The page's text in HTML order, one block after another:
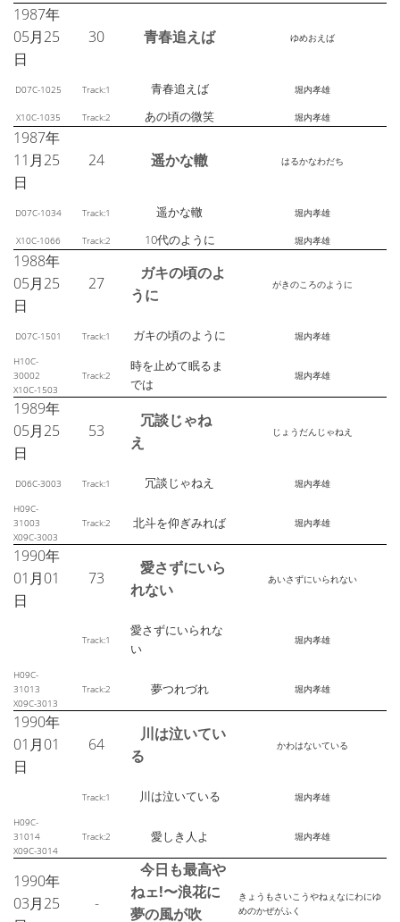
1987年
05月25
日
30 青春追えば ゆめおえば
D07C-1025 Track:1 青春追えば 堀内孝雄
X10C-1035 Track:2 あの頃の微笑 堀内孝雄
1987年
11月25
日
24 遥かな轍 はるかなわだち
D07C-1034 Track:1 遥かな轍 堀内孝雄
X10C-1066 Track:2 10代のように 堀内孝雄
1988年
05月25
日
27
ガキの頃のよ
うに
がきのころのように
D07C-1501 Track:1 ガキの頃のように 堀内孝雄
H10C-
30002
X10C-1503
Track:2
時を止めて眠るま
では
堀内孝雄
1989年
05月25
日
53
冗談じゃね
え
じょうだんじゃねえ
D06C-3003 Track:1 冗談じゃねえ 堀内孝雄
H09C-
31003
X09C-3003
Track:2 北斗を仰ぎみれば 堀内孝雄
1990年
01月01
日
73
愛さずにいら
れない
あいさずにいられない
Track:1
愛さずにいられな
い
堀内孝雄
H09C-
31013
X09C-3013
Track:2 夢つれづれ 堀内孝雄
1990年
01月01
日
64
川は泣いてい
る
かわはないている
Track:1 川は泣いている 堀内孝雄
H09C-
31014
X09C-3014
Track:2 愛しき人よ 堀内孝雄
1990年
03月25
-
今日も最高や
ねェ!〜浪花に
夢の風が吹
きょうもさいこうやねぇなにわにゆ
めのかぜがふく